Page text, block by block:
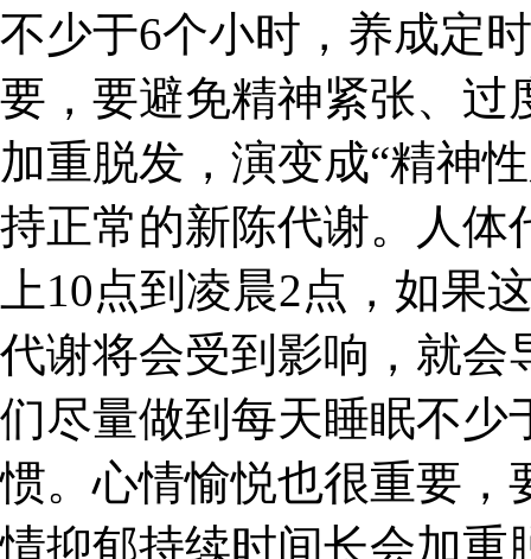
不少于6个小时，养成定
要，要避免精神紧张、过
加重脱发，演变成“精神
持正常的新陈代谢。人体
上10点到凌晨2点，如果
代谢将会受到影响，就会
们尽量做到每天睡眠不少
惯。心情愉悦也很重要，
情抑郁持续时间长会加重